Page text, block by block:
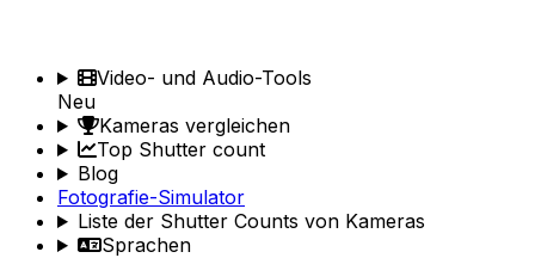
Video- und Audio-Tools
Neu
Kameras vergleichen
Top Shutter count
Blog
Fotografie-Simulator
Liste der Shutter Counts von Kameras
Sprachen